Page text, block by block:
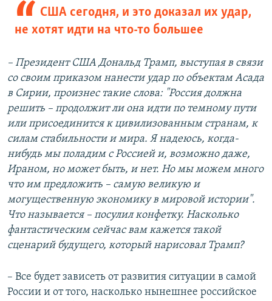
США сегодня, и это доказал их удар,
не хотят идти на что-то большее
– Президент США Дональд Трамп, выступая в связи
со своим приказом нанести удар по объектам Асада
в Сирии, произнес такие слова: "Россия должна
решить – продолжит ли она идти по темному пути
или присоединится к цивилизованным странам, к
силам стабильности и мира. Я надеюсь, когда-
нибудь мы поладим с Россией и, возможно даже,
Ираном, но может быть, и нет. Но мы можем много
что им предложить – самую великую и
могущественную экономику в мировой истории".
Что называется – посулил конфетку. Насколько
фантастическим сейчас вам кажется такой
сценарий будущего, который нарисовал Трамп?
– Все будет зависеть от развития ситуации в самой
России и от того, насколько нынешнее российское